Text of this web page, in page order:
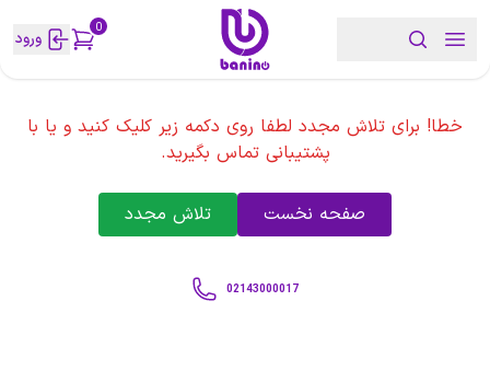
0 ورود
خطا! برای تلاش مجدد لطفا روی دکمه زیر کلیک کنید و یا با
پشتیبانی تماس بگیرید.
صفحه نخست تلاش مجدد
02143000017